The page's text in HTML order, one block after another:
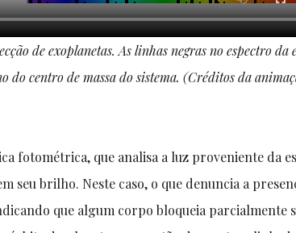
de exoplanetas. As linhas negras no espectro da
do centro de massa do sistema. (Créditos da
fotométrica, que analisa a luz proveniente da
seu brilho. Neste caso, o que denuncia a
que algum corpo bloqueia parcialmente